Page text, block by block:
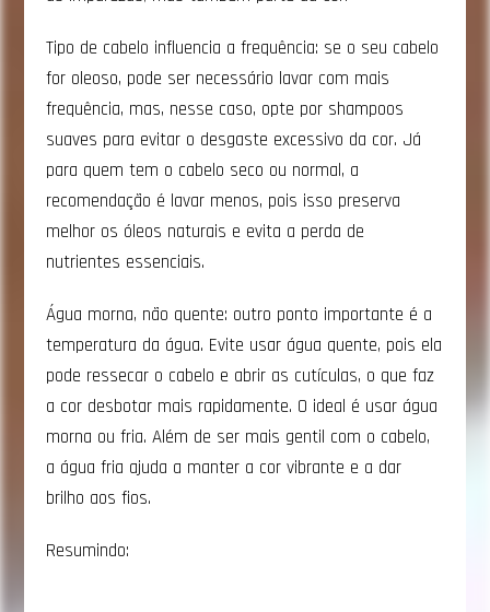
Tipo de cabelo influencia a frequência: se o seu cabelo
for oleoso, pode ser necessário lavar com mais
frequência, mas, nesse caso, opte por shampoos
suaves para evitar o desgaste excessivo da cor. Já
para quem tem o cabelo seco ou normal, a
recomendação é lavar menos, pois isso preserva
melhor os óleos naturais e evita a perda de
nutrientes essenciais.
Água morna, não quente: outro ponto importante é a
temperatura da água. Evite usar água quente, pois ela
pode ressecar o cabelo e abrir as cutículas, o que faz
a cor desbotar mais rapidamente. O ideal é usar água
morna ou fria. Além de ser mais gentil com o cabelo,
a água fria ajuda a manter a cor vibrante e a dar
brilho aos fios.
Resumindo: